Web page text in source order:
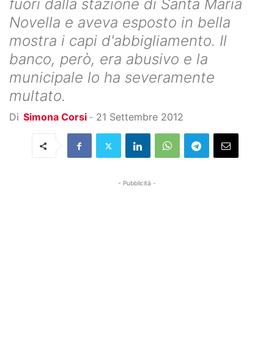
fuori dalla stazione di Santa Maria
Novella e aveva esposto in bella
mostra i capi d'abbigliamento. Il
banco, però, era abusivo e la
municipale lo ha severamente
multato.
Di Simona Corsi - 21 Settembre 2012
- Pubblicità -